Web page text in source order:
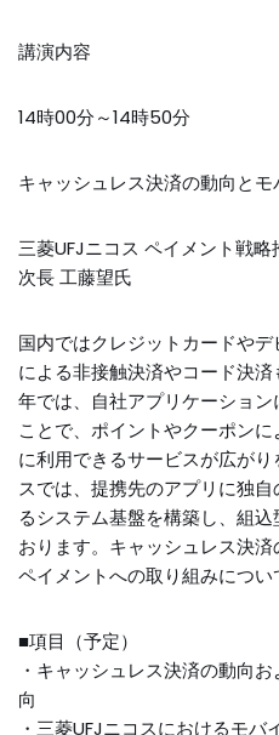
講演内容
14時00分～14時50分
キャッシュレス決済の動向と
三菱UFJニコス ペイメント戦略
次長 工藤望氏
国内ではクレジットカードや
による非接触決済やコード決
年では、自社アプリケーショ
ことで、ポイントやクーポン
に利用できるサービスが広が
スでは、提携先のアプリに独
るシステム基盤を構築し、組
おります。キャッシュレス決
ペイメントへの取り組みについ
■項目（予定）
・キャッシュレス決済の動向
向
・三菱UFJニコスにおけるモ